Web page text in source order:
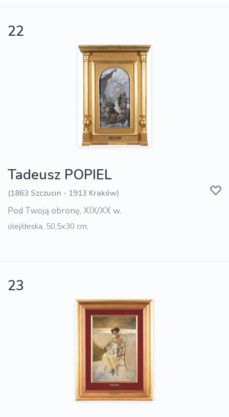
22
Tadeusz POPIEL
(1863 Szczucin - 1913 Kraków)
Pod Twoją obronę, XIX/XX w.
olej/deska, 50,5x30 cm,
23